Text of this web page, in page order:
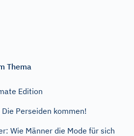
Thema
Edition
Perseiden kommen!
Wie Männer die Mode für sich